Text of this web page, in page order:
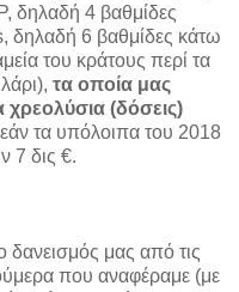
δηλαδή 4 βαθμίδες
δηλαδή 6 βαθμίδες κάτω
του κράτους περί τα
τα οποία μας
(δόσεις)
τα υπόλοιπα του 2018
7 δις €.
δανεισμός μας από τις
που αναφέραμε (με